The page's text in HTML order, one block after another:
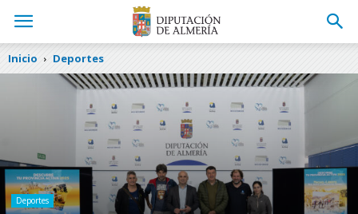
Inicio Deportes
Deportes